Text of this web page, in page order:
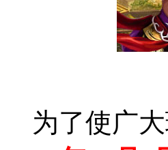
为了使广大